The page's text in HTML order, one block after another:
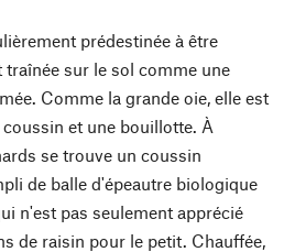
prédestinée à être
traînée sur le sol comme une
Comme la grande oie, elle est
et une bouillotte. À
se trouve un coussin
de balle d'épeautre biologique
n'est pas seulement apprécié
de raisin pour le petit. Chauffée,